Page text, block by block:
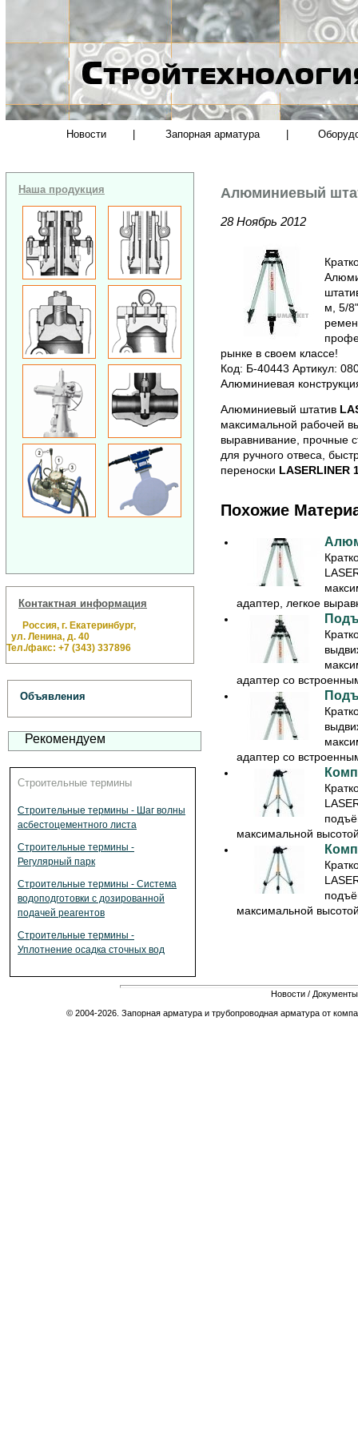
Новости Запорная арматура
Наша продукция
Контактная информация
Россия, г. Екатеринбург,
ул. Ленина, д. 40
Тел./факс: +7 (343) 337896
Объявления
Рекомендуем
Строительные термины
Строительные термины - Шаг волны
асбестоцементного листа
Строительные термины -
Регулярный парк
Строительные термины - Система
водоподготовки с дозированной
подачей реагентов
Строительные термины -
Уплотнение осадка сточных вод
Алюминиевый
28 Ноябрь 2012
м, 5/
рынке в своем классе!
Код: Б-40443 Артикул:
Алюминиевая
Алюминиевый штатив
максимальной рабочей
выравнивание, прочные
для ручного отвеса,
переноски LASERLINER
Похожие
адаптер, легкое
адаптер со
адаптер со
максимальной
максимальной
Новости / Документы
© 2004-2026. Запорная арматура и трубопроводная арматура от